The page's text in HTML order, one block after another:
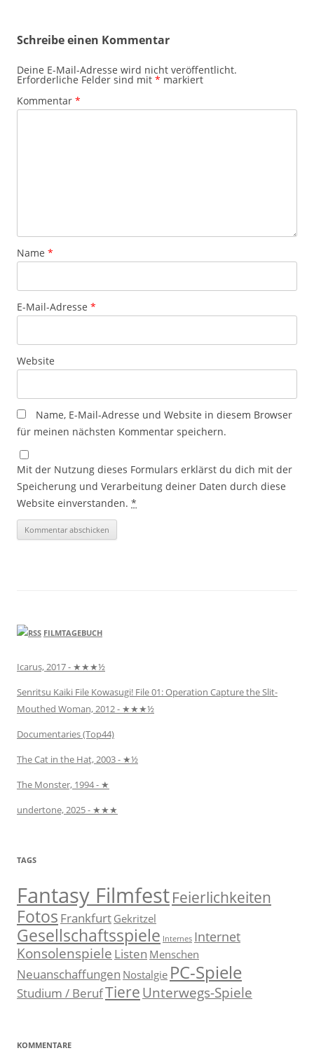
Schreibe einen Kommentar
Deine E-Mail-Adresse wird nicht veröffentlicht.
Erforderliche Felder sind mit * markiert
Kommentar *
Name *
E-Mail-Adresse *
Website
Name, E-Mail-Adresse und Website in diesem Browser
für meinen nächsten Kommentar speichern.
Mit der Nutzung dieses Formulars erklärst du dich mit der
Speicherung und Verarbeitung deiner Daten durch diese
Website einverstanden. *
FILMTAGEBUCH
Icarus, 2017 - ★★★½
Senritsu Kaiki File Kowasugi! File 01: Operation Capture the Slit-
Mouthed Woman, 2012 - ★★★½
Documentaries (Top44)
The Cat in the Hat, 2003 - ★½
The Monster, 1994 - ★
undertone, 2025 - ★★★
TAGS
Fantasy FilmfestFeierlichkeiten
Fotos FrankfurtGekritzel
Gesellschaftsspiele Internes Internet
Konsolenspiele Listen Menschen
Neuanschaffungen Nostalgie PC-Spiele
Studium / BerufTiereUnterwegs-Spiele
KOMMENTARE